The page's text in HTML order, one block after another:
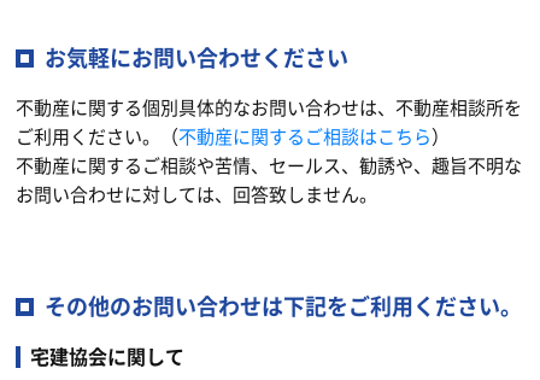
お気軽にお問い合わせください
不動産に関する個別具体的なお問い合わせは、不動産相談所を
ご利用ください。（不動産に関するご相談はこちら）
不動産に関するご相談や苦情、セールス、勧誘や、趣旨不明な
お問い合わせに対しては、回答致しません。
その他のお問い合わせは下記をご利用ください。
宅建協会に関して